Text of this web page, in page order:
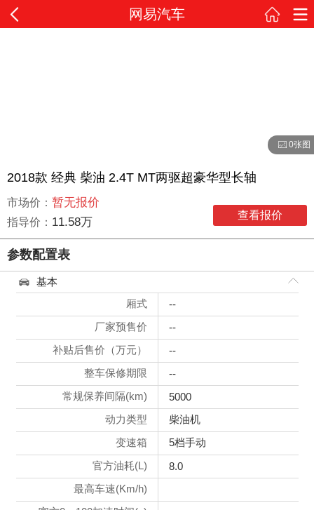
网易汽车
0张图
2018款 经典 柴油 2.4T MT两驱超豪华型长轴
市场价： 暂无报价
指导价： 11.58万
查看报价
参数配置表
基本
厢式
--
厂家预售价
--
补贴后售价（万元）
--
整车保修期限
--
常规保养间隔(km)
5000
动力类型
柴油机
变速箱
5档手动
官方油耗(L)
8.0
最高车速(Km/h)